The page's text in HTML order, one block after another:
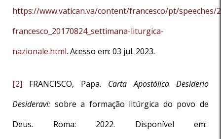
https://www.vatican.va/content/francesco/pt/
francesco_20170824_settimana-liturgica-
nazionale.html. Acesso em: 03 jul. 2023.
[2] FRANCISCO, Papa. Carta Apostólica
Desiderio
Desideravi: sobre a formação litúrgica do povo de
Deus. Roma: 2022. Disponível em: